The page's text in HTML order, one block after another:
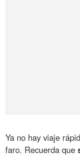
Ya no hay viaje
faro. Recuerda que